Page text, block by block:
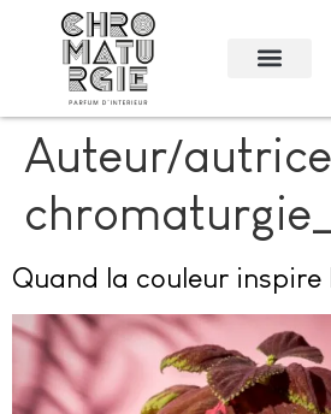
Auteur/
Quand la couleur